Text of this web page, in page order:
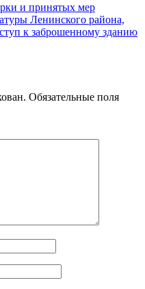
и принятых мер
Ленинского района,
к заброшенному зданию
Обязательные поля